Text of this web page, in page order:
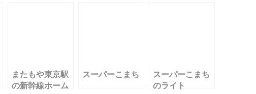
またもや東京駅
の新幹線ホーム
スーパーこまち
スーパーこまち
のライト